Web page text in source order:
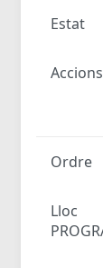
Estat
Accions
Ordre
Lloc